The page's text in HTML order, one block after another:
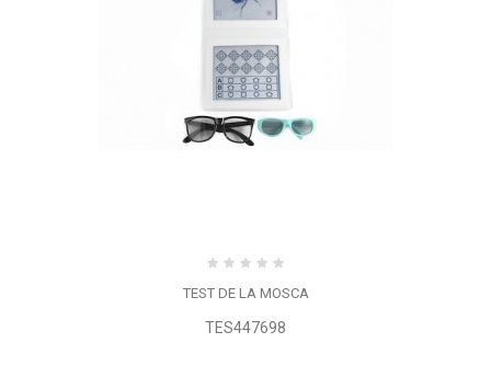
TEST DE LA MOSCA
TES447698